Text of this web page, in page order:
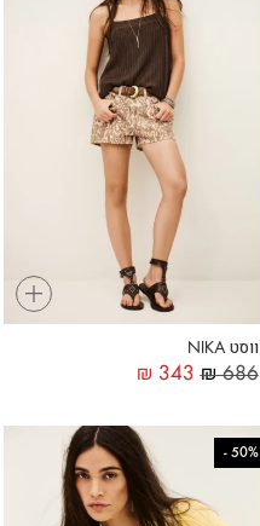
+
ווסט NIKA
₪686
₪ 343
50%
-